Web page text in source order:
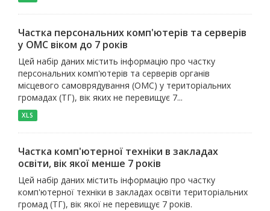
Частка персональних комп'ютерів та серверів
у ОМС віком до 7 років
Цей набір даних містить інформацію про частку
персональних комп'ютерів та серверів органів
місцевого самоврядування (ОМС) у територіальних
громадах (ТГ), вік яких не перевищує 7...
XLS
Частка комп'ютерної техніки в закладах
освіти, вік якої менше 7 років
Цей набір даних містить інформацію про частку
комп'ютерної техніки в закладах освіти територіальних
громад (ТГ), вік якої не перевищує 7 років.